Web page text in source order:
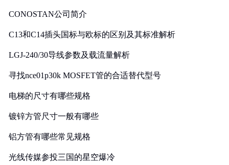
CONOSTAN公司简介
C13和C14插头国标与欧标的区别及其标准解析
LGJ-240/30导线参数及载流量解析
寻找nce01p30k MOSFET管的合适替代型号
电梯的尺寸有哪些规格
镀锌方管尺寸一般有哪些
铝方管有哪些常见规格
光线传媒参投三国的星空爆冷